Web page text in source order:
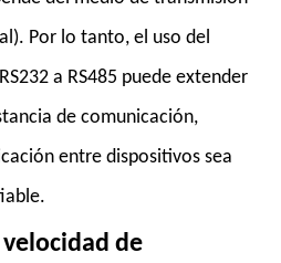
Por lo tanto, el uso del
a RS485 puede extender
de comunicación,
entre dispositivos sea
de